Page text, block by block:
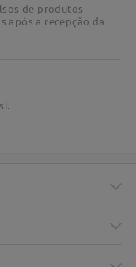
de produtos
após a recepção da